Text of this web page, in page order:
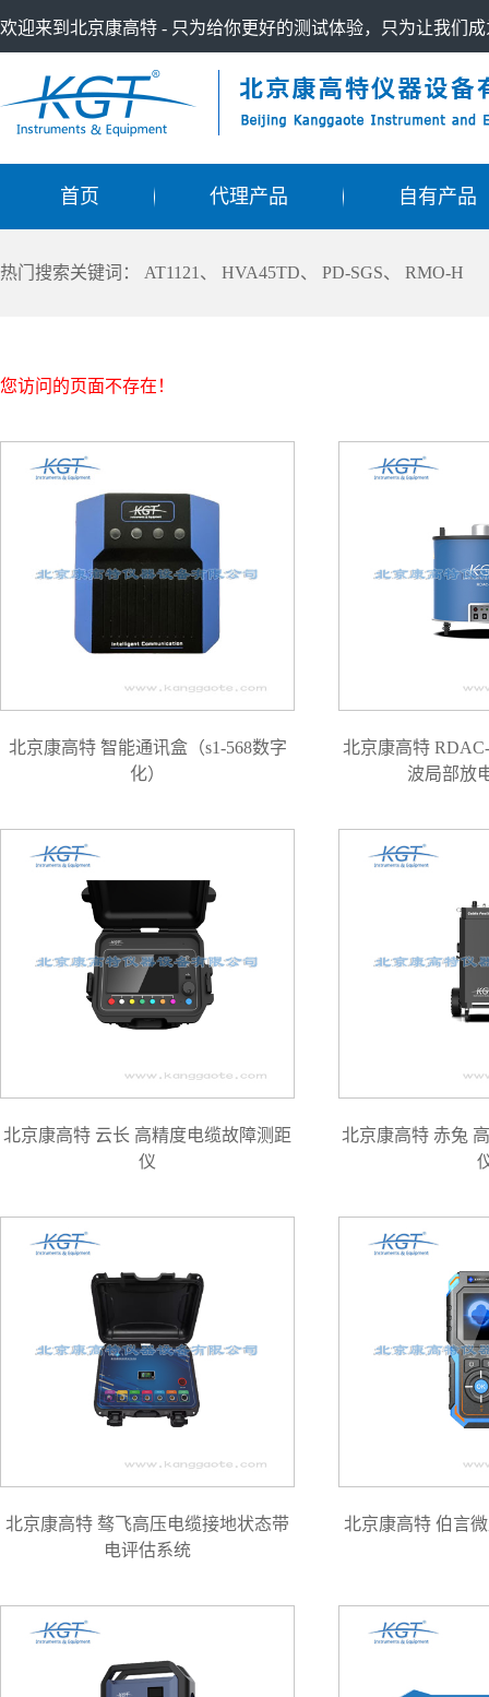
欢迎来到北京康高特 - 只为给你更好的测试体验，只为让我们
首页 代理产品 自有产品
热门搜索关键词： AT1121 、 HVA45TD、 PD-SGS、 RMO-H
您访问的页面不存在！
北京康高特 智能通讯盒（s1-568数字
化）
北京康高特
波局部放
北京康高特 云长 高精度电缆故障测距
仪
北京康高特 赤兔
北京康高特 骜飞高压电缆接地状态带
电评估系统
北京康高特 伯言